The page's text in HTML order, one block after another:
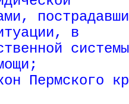
в
Пермского